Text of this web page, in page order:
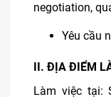
negotiation,
Yêu cầu
II. ĐỊA ĐIỂM
Làm việc tại: